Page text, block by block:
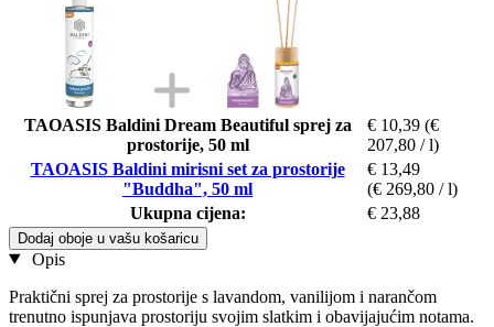
TAOASIS Baldini Dream Beautiful sprej za
prostorije, 50 ml
€ 10,39 (€
207,80 / l)
TAOASIS Baldini mirisni set za prostorije
"Buddha", 50 ml
€ 13,49
(€ 269,80 / l)
Ukupna cijena:
€ 23,88
Dodaj oboje u vašu košaricu
Opis
Praktični sprej za prostorije s lavandom, vanilijom i narančom
trenutno ispunjava prostoriju svojim slatkim i obavijajućim notama.